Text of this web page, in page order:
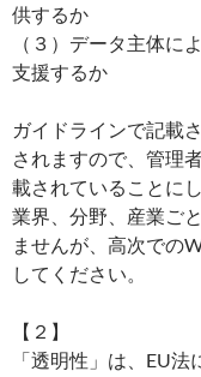
供するか
（３）データ主体に
支援するか
ガイドラインで記載
されますので、管理
載されていることに
業界、分野、産業ご
ませんが、高次での
してください。
【２】
「透明性」は、EU